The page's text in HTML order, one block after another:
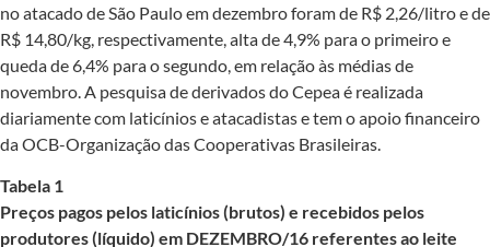
no atacado de São Paulo em dezembro foram de R$ 2,26/litro e de
R$ 14,80/kg, respectivamente, alta de 4,9% para o primeiro e
queda de 6,4% para o segundo, em relação às médias de
novembro. A pesquisa de derivados do Cepea é realizada
diariamente com laticínios e atacadistas e tem o apoio financeiro
da OCB-Organização das Cooperativas Brasileiras.
Tabela 1
Preços pagos pelos laticínios (brutos) e recebidos pelos
produtores (líquido) em DEZEMBRO/16 referentes ao leite